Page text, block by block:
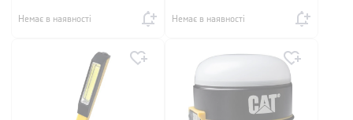
Немає в наявності Немає в наявності